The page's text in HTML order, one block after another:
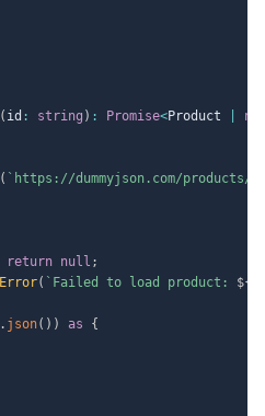
( id : string ) : Promise<Product
( ` https://dummyjson.com/products/
return null ;
Error( ` Failed to load product: ${
. json( ) ) as
{